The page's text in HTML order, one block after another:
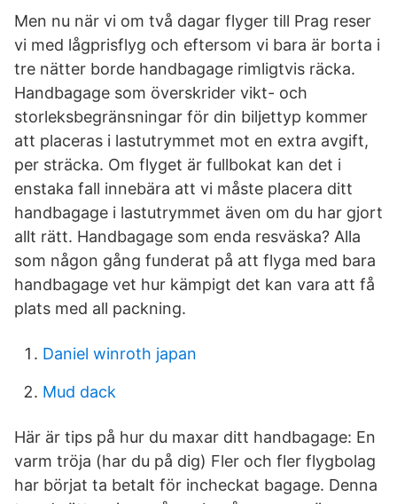
Men nu när vi om två dagar flyger till Prag reser
vi med lågprisflyg och eftersom vi bara är borta i
tre nätter borde handbagage rimligtvis räcka.
Handbagage som överskrider vikt- och
storleksbegränsningar för din biljettyp kommer
att placeras i lastutrymmet mot en extra avgift,
per sträcka. Om flyget är fullbokat kan det i
enstaka fall innebära att vi måste placera ditt
handbagage i lastutrymmet även om du har gjort
allt rätt. Handbagage som enda resväska? Alla
som någon gång funderat på att flyga med bara
handbagage vet hur kämpigt det kan vara att få
plats med all packning.
Daniel winroth japan
Mud dack
Här är tips på hur du maxar ditt handbagage: En
varm tröja (har du på dig) Fler och fler flygbolag
har börjat ta betalt för incheckat bagage. Denna